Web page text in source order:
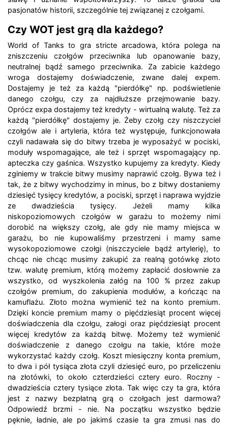
pasjonatów historii, szczególnie tej związanej z czołgami.
Czy WOT jest grą dla każdego?
World of Tanks to gra stricte arcadowa, która polega na
zniszczeniu czołgów przeciwnika lub opanowanie bazy,
neutralnej bądź samego przeciwnika. Za zabicie każdego
wroga dostajemy doświadczenie, zwane dalej expem.
Dostajemy je też za każdą "pierdółkę" np. podświetlenie
danego czołgu, czy za najdłuższe przejmowanie bazy.
Oprócz expa dostajemy też kredyty - wirtualną walutę. Też za
każdą "pierdółkę" dostajemy je. Żeby czołg czy niszczyciel
czołgów ale i artyleria, która też występuje, funkcjonowała
czyli nadawała się do bitwy trzeba je wyposażyć w pociski,
moduły wspomagające, ale też i sprzęt wspomagający np.
apteczka czy gaśnica. Wszystko kupujemy za kredyty. Kiedy
zginiemy w trakcie bitwy musimy naprawić czołg. Bywa też i
tak, że z bitwy wychodzimy in minus, bo z bitwy dostaniemy
dziesięć tysięcy kredytów, a pociski, sprzęt i naprawa wyjdzie
ze dwadzieścia tysięcy. Jeżeli mamy kilka
niskopoziomowych czołgów w garażu to możemy nimi
dorobić na większy czołg, ale gdy nie mamy miejsca w
garażu, bo nie kupowaliśmy przestrzeni i mamy same
wysokopoziomowe czołgi (niszczyciele bądź artylerię), to
chcąc nie chcąc musimy zakupić za realną gotówkę złoto
tzw. walutę premium, którą możemy zapłacić dosłownie za
wszystko, od wyszkolenia załóg na 100 % przez zakup
czołgów premium, do zakupienia modułów, a kończąc na
kamuflażu. Złoto można wymienić też na konto premium.
Dzięki koncie premium mamy o pięćdziesiąt procent więcej
doświadczenia dla czołgu, załogi oraz pięćdziesiąt procent
więcej kredytów za każdą bitwę. Możemy też wymienić
doświadczenie z danego czołgu na takie, które może
wykorzystać każdy czołg. Koszt miesięczny konta premium,
to dwa i pół tysiąca złota czyli dziesięć euro, po przeliczeniu
na złotówki, to około czterdzieści cztery euro. Roczny -
dwadzieścia cztery tysiące złota. Tak więc czy ta gra, która
jest z nazwy bezpłatną grą o czołgach jest darmowa?
Odpowiedź brzmi - nie. Na początku wszystko będzie
pęknie, ładnie, ale po jakimś czasie ta gra zmusi nas do